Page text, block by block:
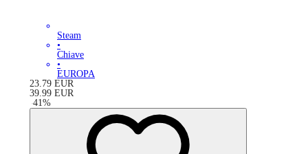
Steam
•
Chiave
•
EUROPA
23.79 EUR
39.99 EUR
-41%